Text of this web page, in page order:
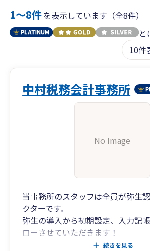
1〜8件を表示しています（全8件）
と
中村税務会計事務所
No Image
当事務所のスタッフは全員が弥生
クターです。
弥生の導入から初期設定、入力記
ローさせていただきます！
※弥生ドライブを用いたクラウド化
続きを見る